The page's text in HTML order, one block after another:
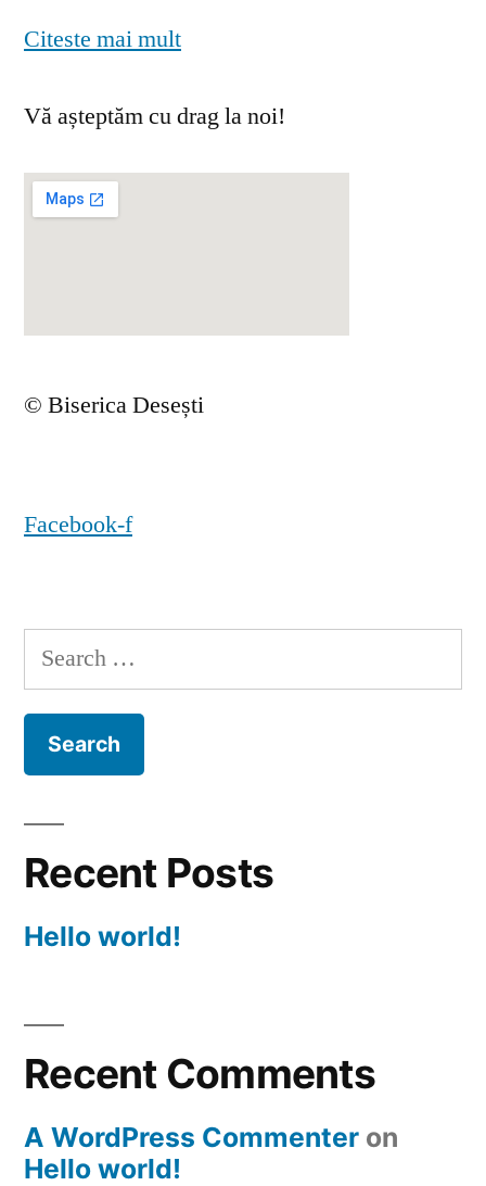
Citeste mai mult
Vă așteptăm cu drag la noi!
© Biserica Desești
Facebook-f
Search
for:
Recent Posts
Hello world!
Recent Comments
A WordPress Commenter on
Hello world!